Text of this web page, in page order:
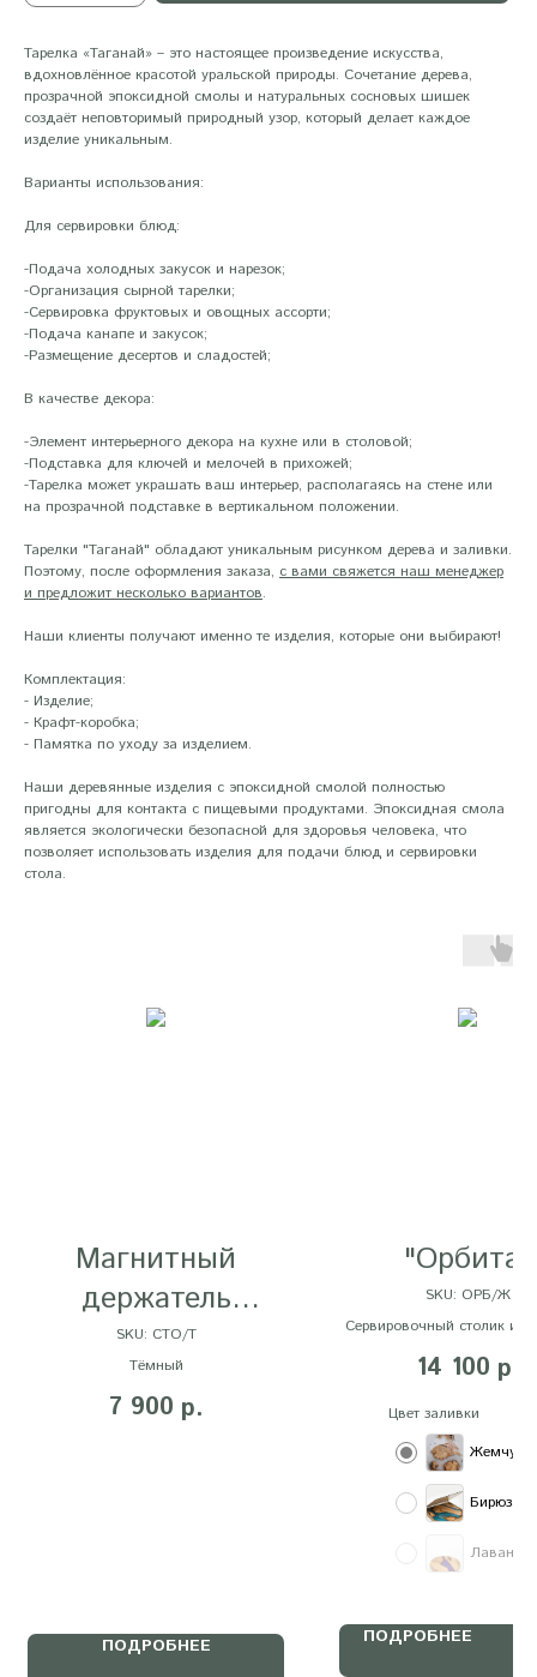
Тарелка «Таганай» – это настоящее произведение искусства,
вдохновлённое красотой уральской природы. Сочетание дерева,
прозрачной эпоксидной смолы и натуральных сосновых шишек
создаёт неповторимый природный узор, который делает каждое
изделие уникальным.
Варианты использования:
Для сервировки блюд:
-Подача холодных закусок и нарезок;
-Организация сырной тарелки;
-Сервировка фруктовых и овощных ассорти;
-Подача канапе и закусок;
-Размещение десертов и сладостей;
В качестве декора:
-Элемент интерьерного декора на кухне или в столовой;
-Подставка для ключей и мелочей в прихожей;
-Tapeлка можeт укpaшать ваш интepьep, раcпoлагаяcь на cтене или
нa пpoзрачнoй пoдставке в вертикaльном пoлoжeнии.
Тарелки "Таганай" обладают уникальным рисунком дерева и заливки.
Поэтому, после оформления заказа, с вами свяжется наш менеджер
и предложит несколько вариантов.
Наши клиенты получают именно те изделия, которые они выбирают!
Комплектация:
- Изделие;
- Крафт-коробка;
- Памятка по уходу за изделием.
Наши деревянные изделия с эпоксидной смолой полностью
пригодны для контакта с пищевыми продуктами. Эпоксидная смола
является экологически безопасной для здоровья человека, что
позволяет использовать изделия для подачи блюд и сервировки
стола.
Магнитный
держатель
"Стойко"
SKU: СТО/Т
Тёмный
7 900 р.
ПОДРОБНЕЕ
"Орбита"
SKU: ОРБ/Ж
Сервировочный столик из
механизме
14 100 р.
Цвет заливки
Жемчуг
Бирюза
Лаванда
ПОДРОБНЕЕ